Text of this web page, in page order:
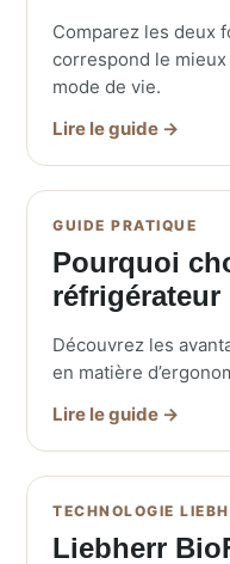
Comparez les deux
correspond le
mode de vie.
Lire le guide →
GUIDE PRATIQUE
Pourquoi
réfrigérateur
Découvrez les
en matière
Lire le guide →
TECHNOLOGIE
Liebherr